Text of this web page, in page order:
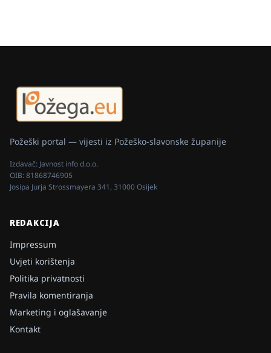
Požeški portal — vijesti iz Požeško-slavonske županije
Izdavač: Javnost info d.o.o.
OIB:81868746905
Josipa Jurja Strossmayera 341, 31000 Osijek
REDAKCIJA
Impressum
Uvjeti korištenja
Politika privatnosti
Pravila komentiranja
Marketing i oglašavanje
Kontakt